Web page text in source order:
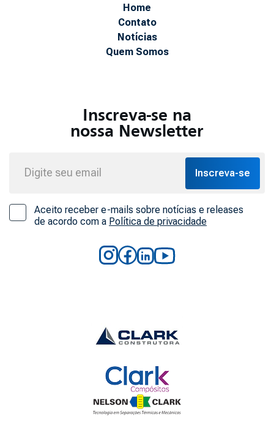
Home
Contato
Notícias
Quem Somos
Inscreva-se na
nossa Newsletter
Inscreva-se
Aceito receber e-mails sobre notícias e releases
de acordo com a Política de privacidade